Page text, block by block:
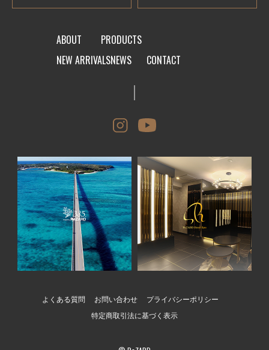
ABOUT
PRODUCTS
NEW ARRIVALSNEWS CONTACT
よくある質問 お問い合わせ
プライバシーポリシー
特定商取引法に基づく表示